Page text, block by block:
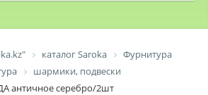
каталог Saroka
Фурнитура
шармики, подвески
античное серебро/2шт